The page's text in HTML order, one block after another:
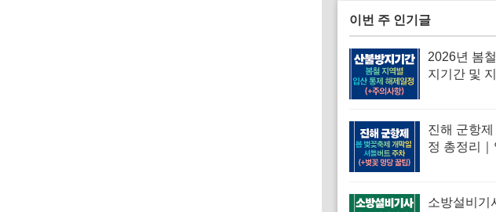
이번 주 인기글
2026년 봄
지기간 및
진해 군항
정 총정리｜
소방설비기